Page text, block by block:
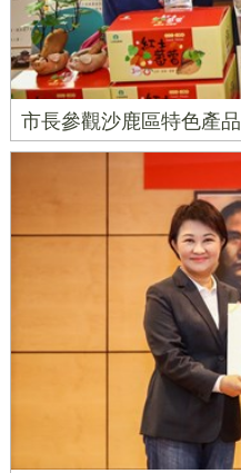
市長參觀沙鹿區特色產品